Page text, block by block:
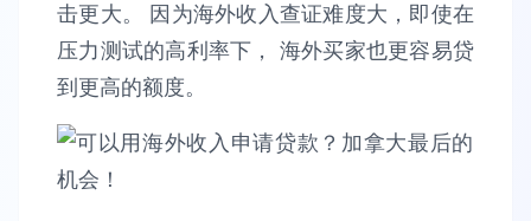
击更大。 因为海外收入查证难度大，即使在
压力测试的高利率下， 海外买家也更容易贷
到更高的额度。